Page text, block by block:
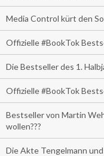
Media Control kürt den
Offizielle #BookTok
Die Bestseller des 1.
Offizielle #BookTok
Bestseller von Martin
wollen???
Die Akte Tengelmann